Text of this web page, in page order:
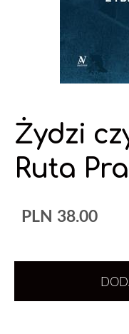
Żydzi
Ruta
PLN 38.00